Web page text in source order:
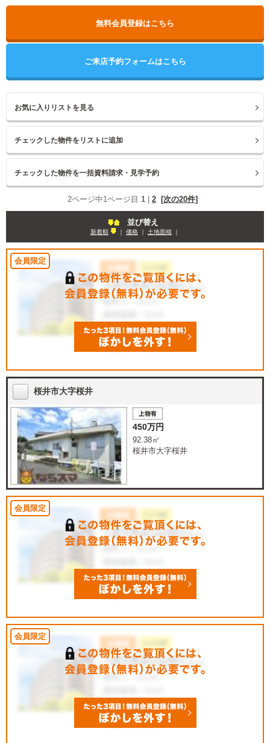
無料会員登録はこちら
ご来店予約フォームはこちら
お気に入りリストを見る
2ページ中1ページ目 1 | 2 [次の20件]
並び替え
新着順 ｜ 価格 ｜ 土地面積 ｜
桜井市大字桜井
450万円
92.38㎡
桜井市大字桜井